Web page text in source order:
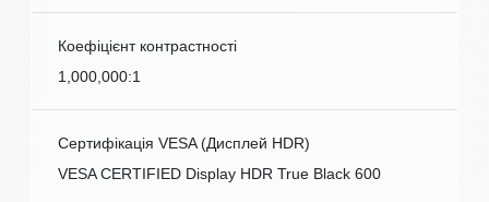
Коефіцієнт контрастності
1,000,000:1
Сертифікація VESA (Дисплей HDR)
VESA CERTIFIED Display HDR True Black 600